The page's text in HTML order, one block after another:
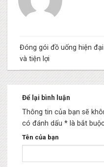
Đóng gói đồ uống hiện đại
và tiện lợi
Để lại bình luận
Thông tin của bạn sẽ
có đánh dấu * là bắt
Tên của bạn